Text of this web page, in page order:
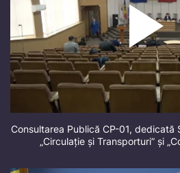
Consultarea Publică CP-01, dedicată
„Circulație și Transporturi” și